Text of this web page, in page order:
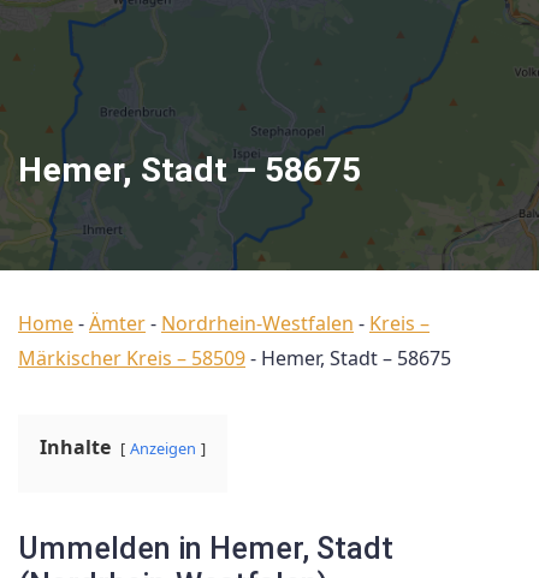
Hemer, Stadt – 58675
Home-Ämter- Nordrhein-Westfalen - Kreis –
Märkischer Kreis – 58509- Hemer, Stadt – 58675
Inhalte Anzeigen
Ummelden in Hemer, Stadt